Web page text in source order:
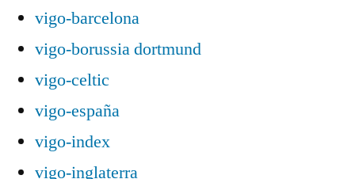
vigo-barcelona
vigo-borussia dortmund
vigo-celtic
vigo-españa
vigo-index
vigo-inglaterra